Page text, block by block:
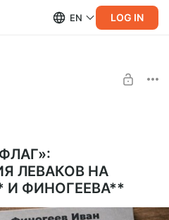
EN LOG IN
ЛЕВАКОВ НА
И ФИНОГЕЕВА**